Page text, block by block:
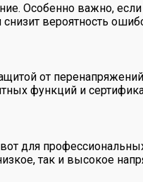
Особенно важно,
вероятность
от
функций и
для
так и высокое